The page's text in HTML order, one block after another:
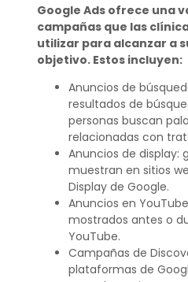
Google Ads ofrece una
campañas que las
utilizar para alcanzar a
objetivo. Estos incluyen:
Anuncios de
resultados de
personas buscan
relacionadas con
Anuncios de display:
muestran en sitios
Display de Google.
Anuncios en
mostrados antes o
YouTube.
Campañas de
plataformas de